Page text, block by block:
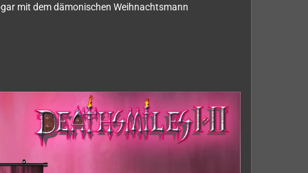
mit dem dämonischen Weihnachtsmann